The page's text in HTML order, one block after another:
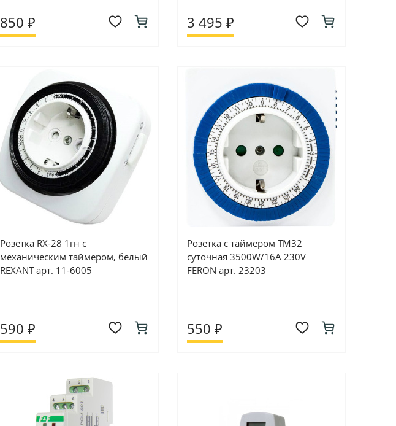
850 ₽ 3 495 ₽
Розетка RX-28 1гн с
механическим таймером, белый
REXANT арт. 11-6005
590 ₽
Розетка с таймером ТМ32
суточная 3500W/16A 230V
FERON арт. 23203
550 ₽